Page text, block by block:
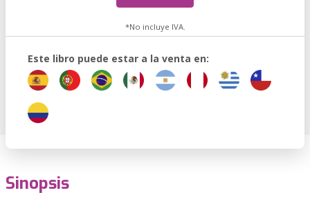
*No incluye IVA.
Este libro puede estar a la venta en:
Sinopsis